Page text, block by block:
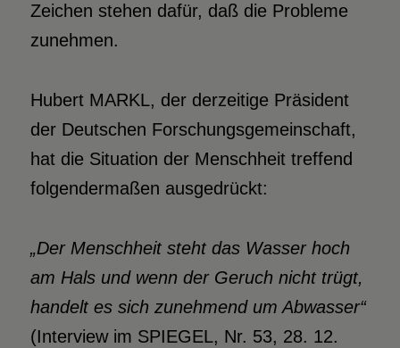
Zeichen stehen dafür, daß die Probleme
zunehmen.
Hubert MARKL, der derzeitige Präsident
der Deutschen Forschungsgemeinschaft,
hat die Situation der Menschheit treffend
folgendermaßen ausgedrückt:
„Der Menschheit steht das Wasser hoch
am Hals und wenn der Geruch nicht trügt,
handelt es sich zunehmend um Abwasser“
(Interview im SPIEGEL, Nr. 53, 28. 12.